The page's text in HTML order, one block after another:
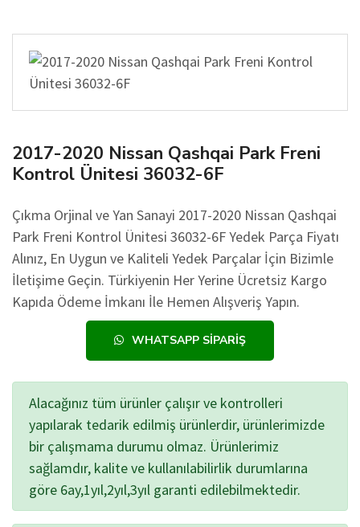
2017-2020 Nissan Qashqai Park Freni
Kontrol Ünitesi 36032-6F
Çıkma Orjinal ve Yan Sanayi 2017-2020 Nissan Qashqai
Park Freni Kontrol Ünitesi 36032-6F Yedek Parça Fiyatı
Alınız, En Uygun ve Kaliteli Yedek Parçalar İçin Bizimle
İletişime Geçin. Türkiyenin Her Yerine Ücretsiz Kargo
Kapıda Ödeme İmkanı İle Hemen Alışveriş Yapın.
WHATSAPP SIPARIŞ
Alacağınız tüm ürünler çalışır ve kontrolleri
yapılarak tedarik edilmiş ürünlerdir, ürünlerimizde
bir çalışmama durumu olmaz. Ürünlerimiz
sağlamdır, kalite ve kullanılabilirlik durumlarına
göre 6ay,1yıl,2yıl,3yıl garanti edilebilmektedir.